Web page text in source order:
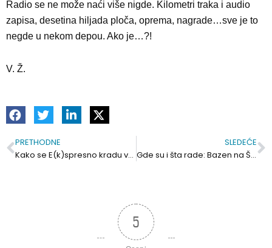
Radio se ne može naći više nigde. Kilometri traka i audio
zapisa, desetina hiljada ploča, oprema, nagrade…sve je to
negde u nekom depou. Ako je…?!
V. Ž.
Prev
PRETHODNE
Kako se E(k)spresno kradu vesti?
SLEDEĆE
Gde su i šta rade: Bazen na Šljunkari, bugarska investicija, auto kamp, Beko? U slici, bez reči
5